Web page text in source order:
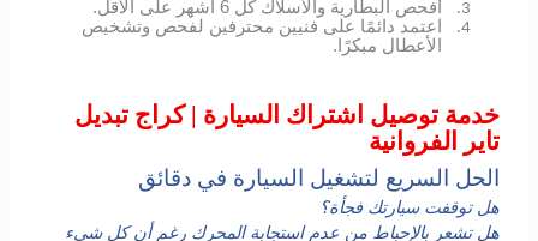
3. افحص البطارية والأسلاك كل 6 أشهر على الأقل.
4.
اعتمد دائمًا على فنيين محترفين لفحص وتشخيص
الأعطال مبكرًا.
خدمة توصيل اشتراك السيارة | كراج تبديل
تاير الفروانية
الحل السريع لتشغيل السيارة في دقائق
هل توقفت سيارتك فجأة؟
هل تشعر بالإحباط من عدم استجابة المحرك رغم أن كل شيء